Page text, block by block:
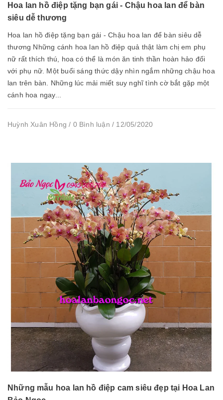
Hoa lan hồ điệp tặng bạn gái - Chậu hoa lan để bàn
siêu dễ thương
Hoa lan hồ điệp tặng bạn gái - Chậu hoa lan để bàn siêu dễ
thương Những cánh hoa lan hồ điệp quả thật làm chị em phụ
nữ rất thích thú, hoa có thể là món ăn tinh thần hoàn hảo đối
với phụ nữ. Một buổi sáng thức dậy nhìn ngắm những chậu hoa
lan trên bàn. Những lúc mải miết suy nghĩ tình cờ bắt gặp một
cánh hoa ngay...
Huỳnh Xuân Hồng / 0 Bình luận / 12/05/2020
Những mẫu hoa lan hồ điệp cam siêu đẹp tại Hoa Lan